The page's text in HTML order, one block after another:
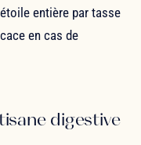
entière par tasse
en cas de
digestive